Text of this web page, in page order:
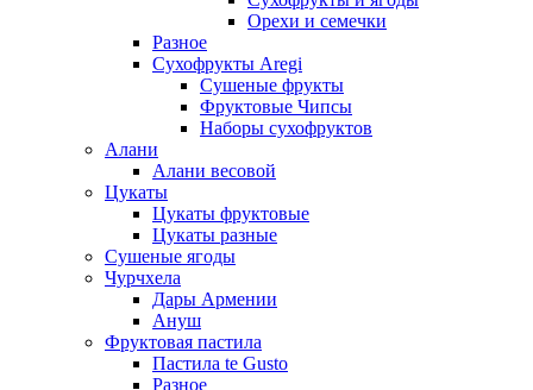
Орехи и семечки
Разное
Сухофрукты Aregi
Сушеные фрукты
Фруктовые Чипсы
Наборы сухофруктов
Алани
Алани весовой
Цукаты
Цукаты фруктовые
Цукаты разные
Сушеные ягоды
Чурчхела
Дары Армении
Ануш
Фруктовая пастила
Пастила te Gusto
Разное